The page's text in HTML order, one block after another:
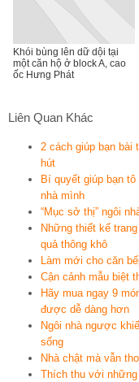
Khói bùng lên dữ dội tại
một căn hộ ở block A, cao
ốc Hưng Phát
Liên Quan Khác
2 cách giúp bạn bài
hút
Bí quyết giúp bạn
nhà mình
“Mục sở thị” ngôi
Những thiết kế
quả thông khô
Làm mới cho căn
Cận cảnh mẫu biệt
Hãy mua ngay 9
được dễ dàng hơn
Ngôi nhà ngược
sống
Nhà chật mà vẫn
Thích thu với những